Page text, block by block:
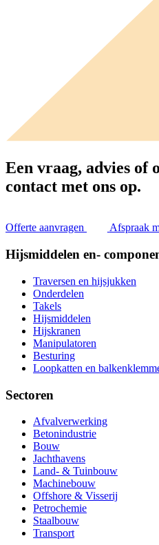
Een vraag, advies of
contact met ons op.
Offerte aanvragen Afspraak
Hijsmiddelen en-
Traversen en hijsjukken
Onderdelen
Takels
Hijsmiddelen
Hijskranen
Manipulatoren
Besturing
Loopkatten en
Sectoren
Afvalverwerking
Betonindustrie
Bouw
Jachthavens
Land- & Tuinbouw
Machinebouw
Offshore & Visserij
Petrochemie
Staalbouw
Transport